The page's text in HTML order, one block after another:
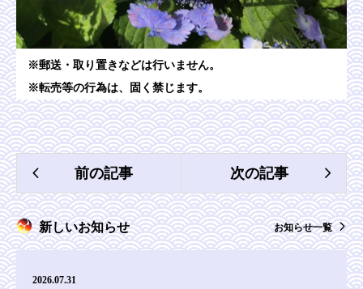
※郵送・取り置きなどは行いません。
※転売等の行為は、固く禁じます。
新しいお知らせ お知らせ一覧
2026.07.31